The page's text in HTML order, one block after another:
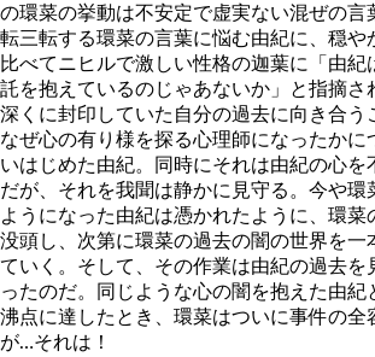
の環菜の挙動は不安定で虚実ない混ぜの言
転三転する環菜の言葉に悩む由紀に、穏や
比べてニヒルで激しい性格の迦葉に「由紀
託を抱えているのじゃあないか」と指摘さ
深くに封印していた自分の過去に向き合う
なぜ心の有り様を探る心理師になったかに
いはじめた由紀。同時にそれは由紀の心を
だが、それを我聞は静かに見守る。今や環
ようになった由紀は憑かれたように、環菜
没頭し、次第に環菜の過去の闇の世界を一
ていく。そして、その作業は由紀の過去を
ったのだ。同じような心の闇を抱えた由紀
沸点に達したとき、環菜はついに事件の全
が…それは！